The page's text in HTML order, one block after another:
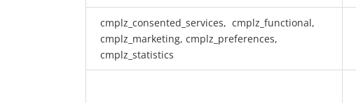
cmplz_consented_services, cmplz_functional,
cmplz_marketing, cmplz_preferences,
cmplz_statistics